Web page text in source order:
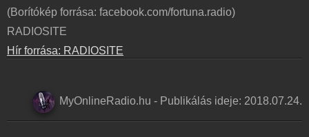
(Borítókép forrása: facebook.com/fortuna.radio)
RADIOSITE
Hír forrása: RADIOSITE
MyOnlineRadio.hu - Publikálás ideje: 2018.07.24.